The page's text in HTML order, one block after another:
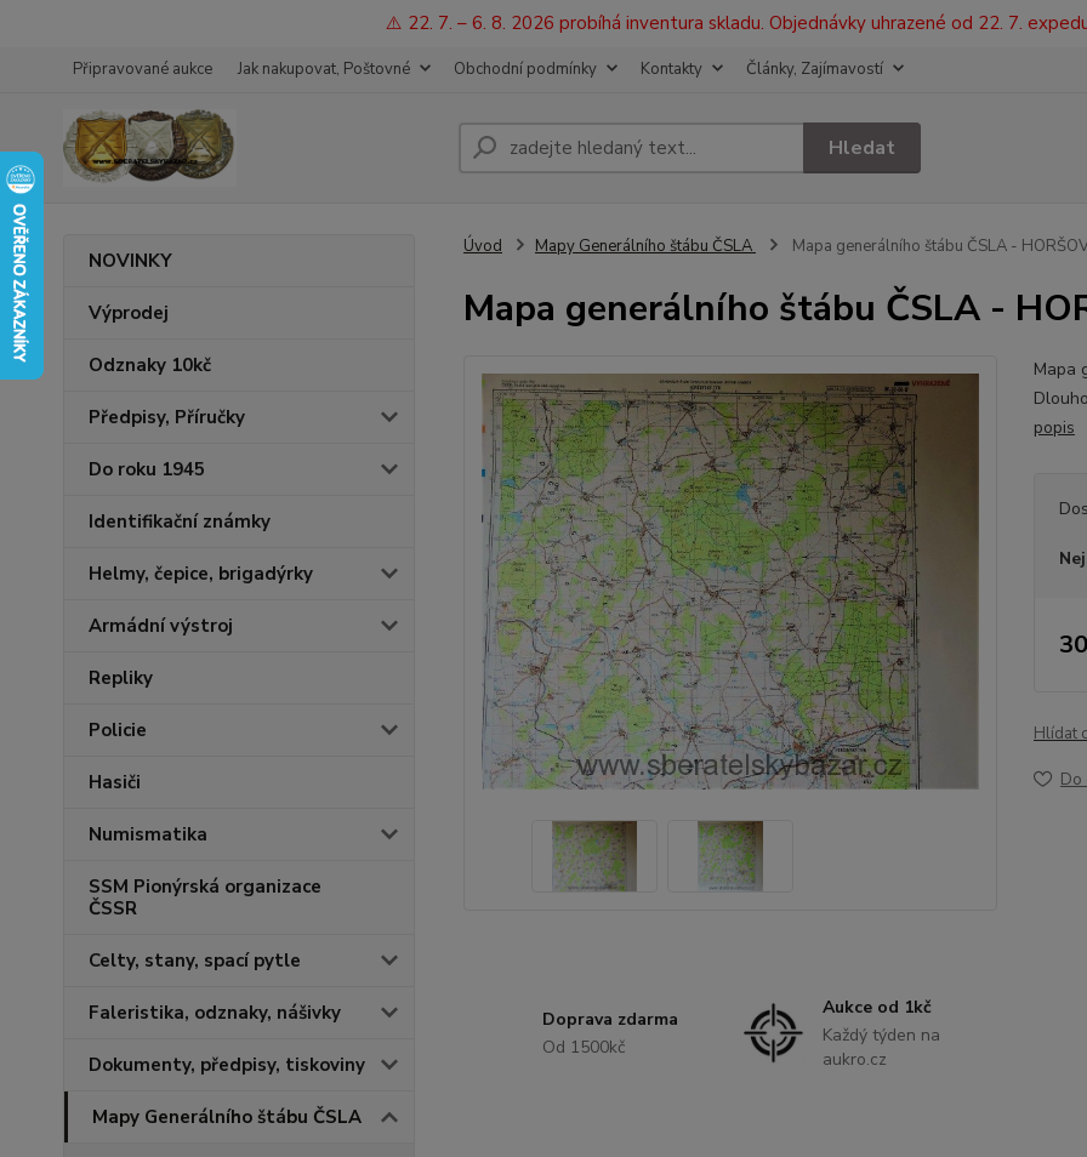
⚠️ 22. 7. – 6. 8. 2026 probíhá inventura skladu. Objednávky uhrazené od 22. 7.
Připravované aukce Jak nakupovat, Poštovné Obchodní podmínky Kontakty Články, Zajímavostí
Hledat
NOVINKY
Výprodej
Odznaky 10kč
Předpisy, Příručky
Do roku 1945
Identifikační známky
Helmy, čepice, brigadýrky
Armádní výstroj
Repliky
Policie
Hasiči
Numismatika
SSM Pionýrská organizace
ČSSR
Celty, stany, spací pytle
Faleristika, odznaky, nášivky
Dokumenty, předpisy, tiskoviny
Mapy Generálního štábu ČSLA
Úvod Mapy Generálního štábu ČSLA Mapa generálního štábu ČSLA -
Mapa generálního štábu ČSLA -
popis
Hlídat
Do
Doprava zdarma
Od 1500kč
Aukce od 1kč
Každý týden na
aukro.cz